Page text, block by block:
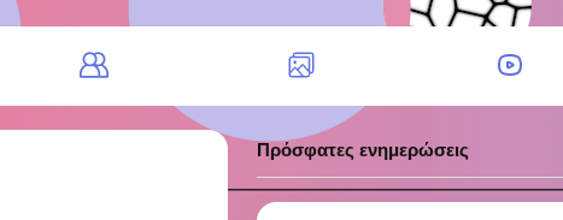
Πρόσφατες ενημερώσεις